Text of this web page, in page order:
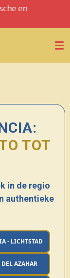
en
TOT
in de regio
authentieke
- LICHTSTAD
DEL AZAHAR